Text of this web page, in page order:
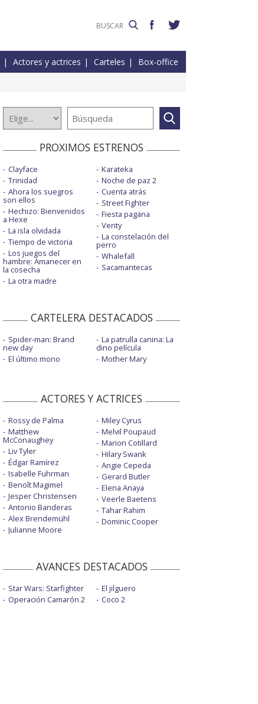
Actores y actrices Carteles Box-office
PROXIMOS ESTRENOS
Clayface
Trinidad
Ahora los suegros
son ellos
Hechizo: Bienvenidos
a Hexe
La isla olvidada
Tiempo de victoria
Los juegos del
hambre: Amanecer en
la cosecha
La otra madre
Karateka
Noche de paz 2
Cuenta atrás
Street Fighter
Fiesta pagäna
Verity
La constelación del
perro
Whalefall
Sacamantecas
CARTELERA DESTACADOS
Spider-man: Brand
new day
El último mono
La patrulla canina: La
dino película
Mother Mary
ACTORES Y ACTRICES
Rossy de Palma
Matthew
McConaughey
Liv Tyler
Édgar Ramírez
Isabelle Fuhrman
Benoît Magimel
Jesper Christensen
Antonio Banderas
Alex Brendemühl
Julianne Moore
Miley Cyrus
Melvil Poupaud
Marion Cotillard
Hilary Swank
Angie Cepeda
Gerard Butler
Elena Anaya
Veerle Baetens
Tahar Rahim
Dominic Cooper
AVANCES DESTACADOS
Star Wars: Starfighter
Operación Camarón 2
El jilguero
Coco 2